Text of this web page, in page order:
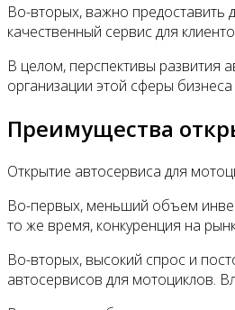
Во-вторых, важно предоставить
качественный сервис для
В целом, перспективы
организации этой сферы
Преимущества
Открытие автосервиса для
Во-первых, меньший объем
то же время, конкуренция на
Во-вторых, высокий спрос и
автосервисов для мотоциклов.